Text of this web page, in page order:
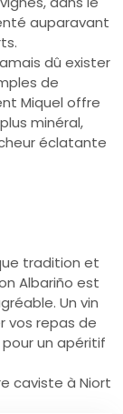
auparavant
dû exister
de
Miquel offre
minéral,
éclatante
tradition et
Albariño est
Un vin
vos repas de
un apéritif
caviste à Niort